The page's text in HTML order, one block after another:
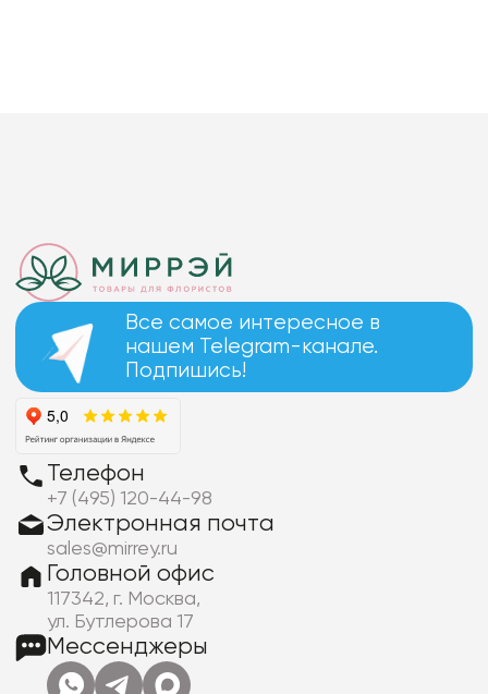
Все самое интересное в
нашем Telegram-канале.
Подпишись!
Телефон
+7 (495) 120-44-98
Электронная почта
sales@mirrey.ru
Головной офис
117342, г. Москва,
ул. Бутлерова 17
Мессенджеры